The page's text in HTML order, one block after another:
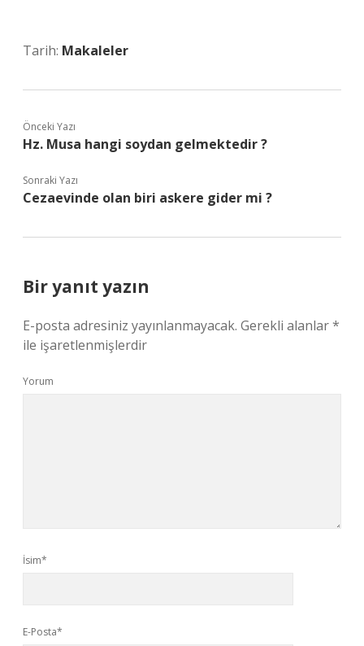
Tarih: Makaleler
Önceki Yazı
Hz. Musa hangi soydan gelmektedir ?
Sonraki Yazı
Cezaevinde olan biri askere gider mi ?
Bir yanıt yazın
E-posta adresiniz yayınlanmayacak. Gerekli alanlar*
ile işaretlenmişlerdir
Yorum
İsim*
E-Posta*